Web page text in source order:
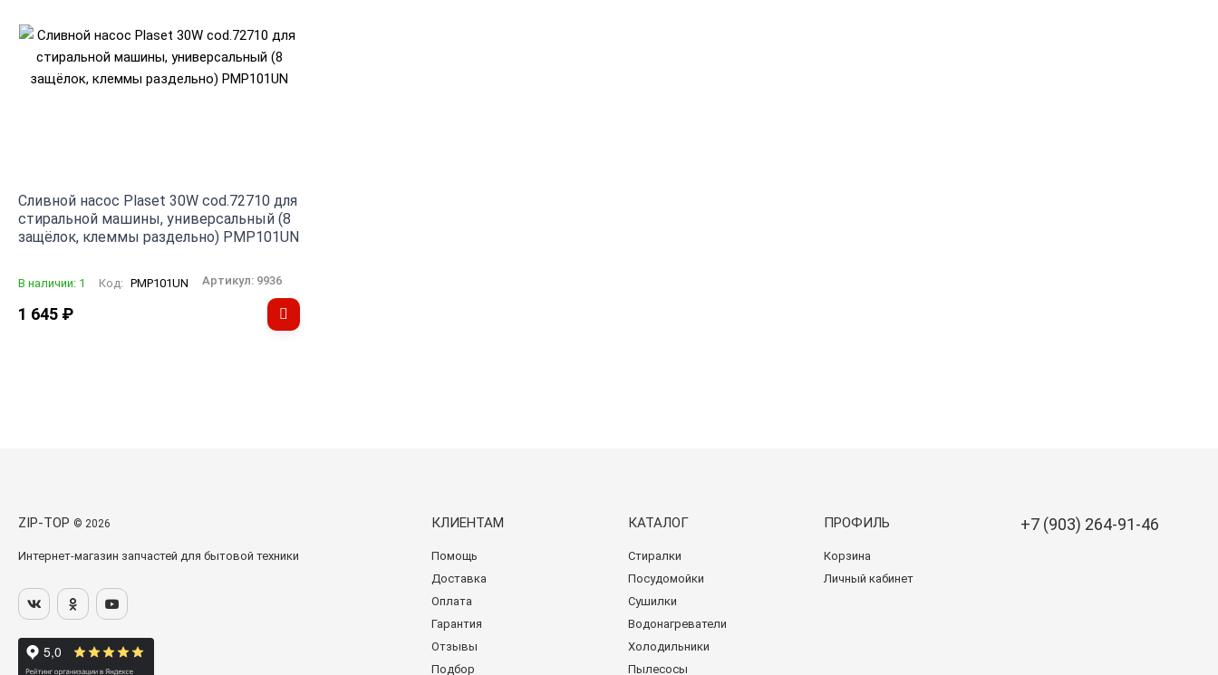
Сливной насос Plaset 30W cod.72710 для
стиральной машины, универсальный (8
защёлок, клеммы раздельно) PMP101UN
В наличии: 1 Код: PMP101UN Артикул: 9936
1 645 ₽
ZIP-TOP © 2026
Интернет-магазин запчастей для бытовой техники
КЛИЕНТАМ
Помощь
Доставка
Оплата
Гарантия
Отзывы
Подбор
КАТАЛОГ
Стиралки
Посудомойки
Сушилки
Водонагреватели
Холодильники
Пылесосы
ПРОФИЛЬ
Корзина
Личный кабинет
+7 (903) 264-91-46